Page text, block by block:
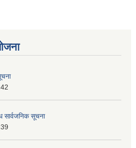
सार्वजनिक सूचना